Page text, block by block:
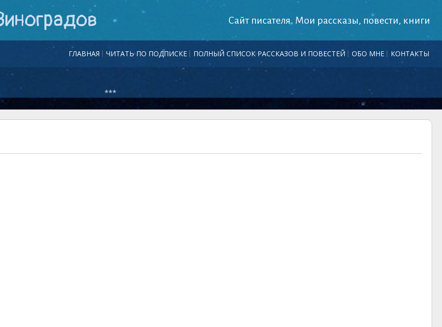
Сайт писателя. Мои рассказы, повести, книги
ГЛАВНАЯ ЧИТАТЬ ПО ПОДПИСКЕ ПОЛНЫЙ СПИСОК РАССКАЗОВ И ПОВЕСТЕЙ ОБО МНЕ
КОНТАКТЫ
***